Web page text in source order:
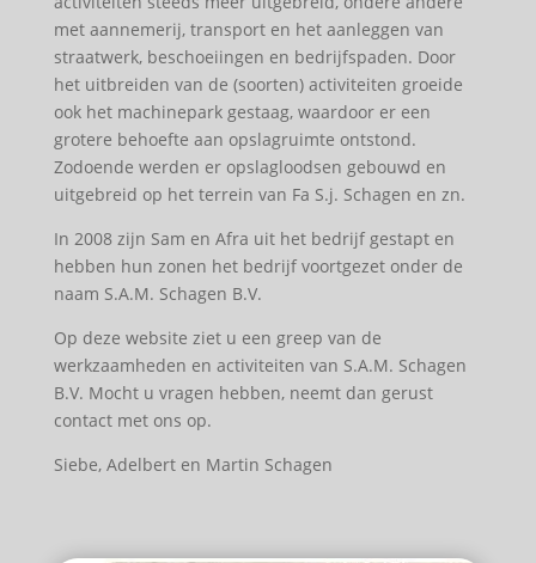
met aannemerij, transport en het aanleggen van
straatwerk, beschoeiingen en bedrijfspaden. Door
het uitbreiden van de (soorten) activiteiten groeide
ook het machinepark gestaag, waardoor er een
grotere behoefte aan opslagruimte ontstond.
Zodoende werden er opslagloodsen gebouwd en
uitgebreid op het terrein van Fa S.j. Schagen en zn.
In 2008 zijn Sam en Afra uit het bedrijf gestapt en
hebben hun zonen het bedrijf voortgezet onder de
naam S.A.M. Schagen B.V.
Op deze website ziet u een greep van de
werkzaamheden en activiteiten van S.A.M. Schagen
B.V. Mocht u vragen hebben, neemt dan gerust
contact met ons op.
Siebe, Adelbert en Martin Schagen